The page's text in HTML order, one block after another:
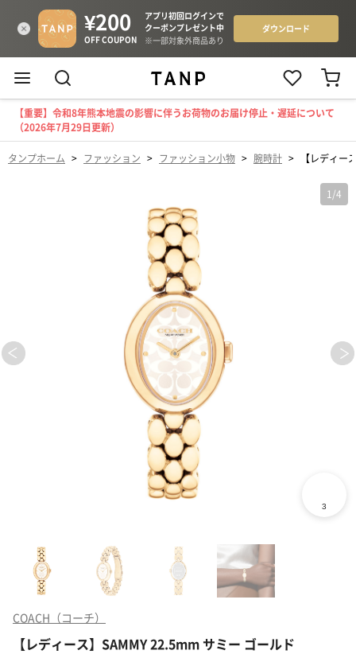
【重要】令和8年熊本地震の影響に伴うお荷物のお届け停止・遅延について
（2026年7月29日更新）
タンプホーム > ファッション > ファッション小物 > 腕時計 > 【レディー
1 /4
COACH（コーチ）
【レディース】SAMMY 22.5mm サミー ゴールド